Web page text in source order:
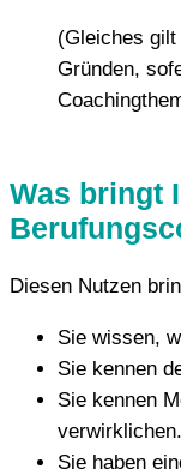
(Gleiches
Gründen,
Was bringt
Diesen Nutzen
Sie wissen,
Sie kennen
Sie kennen
verwirklichen.
Sie haben